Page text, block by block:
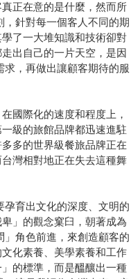
正在意的是什麼，然而所
針對每一個客人不同的期
了一大堆知識和技術卻對
出自己的一片天空，是因
，再做出讓顧客期待的服
國際化的速度和程度上，
級的旅館品牌都迅速進駐
多的世界級餐旅品牌正在
灣相對地正在失去這種舞
孕育出文化的深度、文明的
」的觀念窠臼，朝著成為
」角色前進，來創造顧客的
化素養、美學素養和工作
的標準，而是醞釀出一種